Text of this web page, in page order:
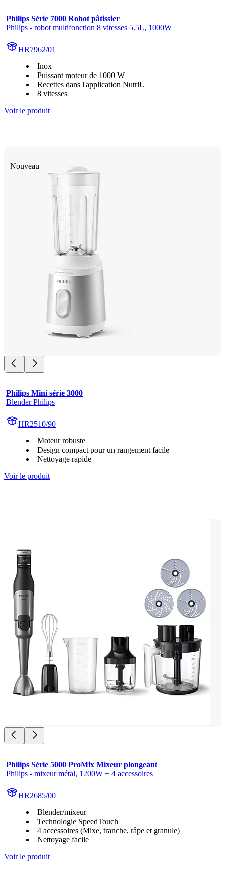
Philips Série 7000 Robot pâtissier
Philips - robot multifonction 8 vitesses 5.5L, 1000W
HR7962/01
Inox
Puissant moteur de 1000 W
Recettes dans l'application NutriU
8 vitesses
Voir le produit
Nouveau
Philips Mini série 3000
Blender Philips
HR2510/90
Moteur robuste
Design compact pour un rangement facile
Nettoyage rapide
Voir le produit
Philips Série 5000 ProMix Mixeur plongeant
Philips - mixeur métal, 1200W + 4 accessoires
HR2685/00
Blender/mixeur
Technologie SpeedTouch
4 accessoires (Mixe, tranche, râpe et granule)
Nettoyage facile
Voir le produit